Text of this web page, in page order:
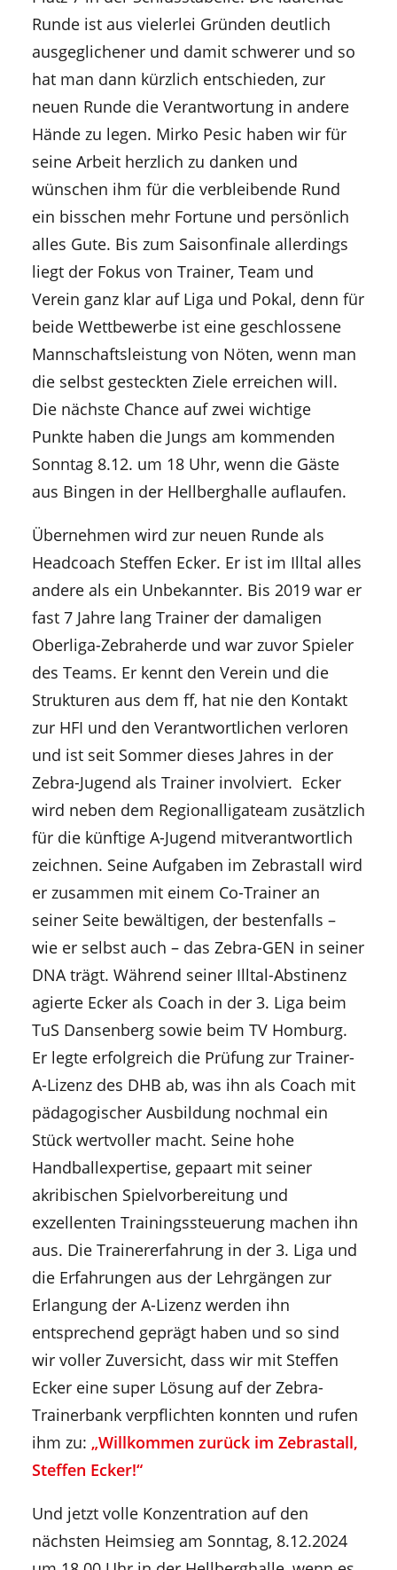
Runde ist aus vielerlei Gründen deutlich
ausgeglichener und damit schwerer und so
hat man dann kürzlich entschieden, zur
neuen Runde die Verantwortung in andere
Hände zu legen. Mirko Pesic haben wir für
seine Arbeit herzlich zu danken und
wünschen ihm für die verbleibende Rund
ein bisschen mehr Fortune und persönlich
alles Gute. Bis zum Saisonfinale allerdings
liegt der Fokus von Trainer, Team und
Verein ganz klar auf Liga und Pokal, denn für
beide Wettbewerbe ist eine geschlossene
Mannschaftsleistung von Nöten, wenn man
die selbst gesteckten Ziele erreichen will.
Die nächste Chance auf zwei wichtige
Punkte haben die Jungs am kommenden
Sonntag 8.12. um 18 Uhr, wenn die Gäste
aus Bingen in der Hellberghalle auflaufen.
Übernehmen wird zur neuen Runde als
Headcoach Steffen Ecker. Er ist im Illtal alles
andere als ein Unbekannter. Bis 2019 war er
fast 7 Jahre lang Trainer der damaligen
Oberliga-Zebraherde und war zuvor Spieler
des Teams. Er kennt den Verein und die
Strukturen aus dem ff, hat nie den Kontakt
zur HFI und den Verantwortlichen verloren
und ist seit Sommer dieses Jahres in der
Zebra-Jugend als Trainer involviert. Ecker
wird neben dem Regionalligateam zusätzlich
für die künftige A-Jugend mitverantwortlich
zeichnen. Seine Aufgaben im Zebrastall wird
er zusammen mit einem Co-Trainer an
seiner Seite bewältigen, der bestenfalls –
wie er selbst auch – das Zebra-GEN in seiner
DNA trägt. Während seiner Illtal-Abstinenz
agierte Ecker als Coach in der 3. Liga beim
TuS Dansenberg sowie beim TV Homburg.
Er legte erfolgreich die Prüfung zur Trainer-
A-Lizenz des DHB ab, was ihn als Coach mit
pädagogischer Ausbildung nochmal ein
Stück wertvoller macht. Seine hohe
Handballexpertise, gepaart mit seiner
akribischen Spielvorbereitung und
exzellenten Trainingssteuerung machen ihn
aus. Die Trainererfahrung in der 3. Liga und
die Erfahrungen aus der Lehrgängen zur
Erlangung der A-Lizenz werden ihn
entsprechend geprägt haben und so sind
wir voller Zuversicht, dass wir mit Steffen
Ecker eine super Lösung auf der Zebra-
Trainerbank verpflichten konnten und rufen
ihm zu: „Willkommen zurück im Zebrastall,
Steffen Ecker!“
Und jetzt volle Konzentration auf den
nächsten Heimsieg am Sonntag, 8.12.2024